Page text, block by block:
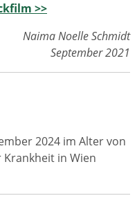
>>
Naima Noelle Schmidt
September 2021
2024 im Alter von
Krankheit in Wien